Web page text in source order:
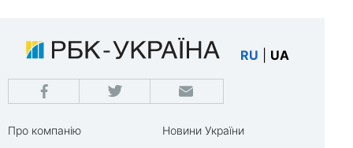
RU UA
Про компанію
Новини України